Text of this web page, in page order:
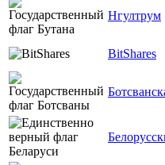
Нгултрум
BitShares